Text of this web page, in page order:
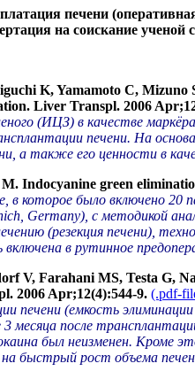
печени
на соискание ученой
K, Yamamoto C,
Liver Transpl. 2006
(ИЦЗ) в качестве
печени. На
а также его ценности в
Indocyanine green
в которое было включено
Germany), с методикой
(резекция печени),
в рутинное
V, Farahani MS, Testa G,
2006 Apr;12(4):544-9. (.pdf-
печени (емкость
3 месяца после
был неизменен. Кроме
быстрый рост объема